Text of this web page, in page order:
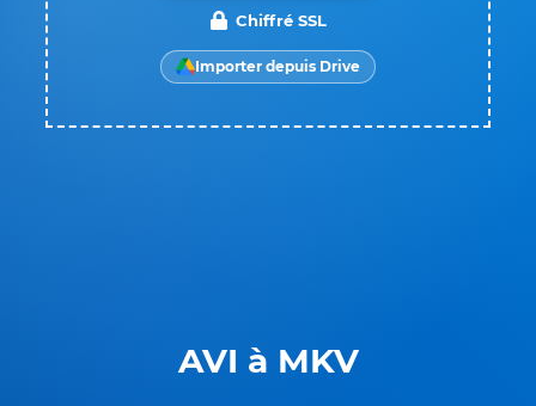
AVI à MKV
Chiffré SSL
Importer depuis Drive